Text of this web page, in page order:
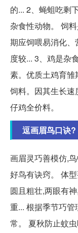
的... 2、蝇蛆吃剩
杂食性动物。 饲
期应饲喂易消化
度较... 3、鸡是杂
素。优质土鸡育
饲料。因其生长
仔鸡全价料。
逗画眉鸟口诀?
画眉灵巧善模仿,
好鸟有诀窍。 体
圆且粗壮,两眼有
重... 根据季节巧
常。 夏秋防止蚊